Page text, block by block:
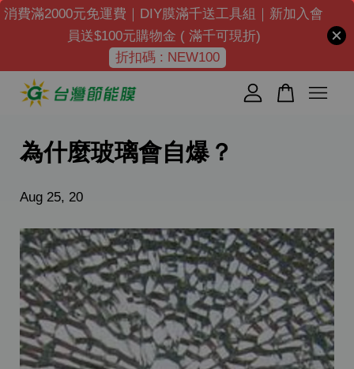
消費滿2000元免運費｜DIY膜滿千送工具組｜新加入會
員送$100元購物金 ( 滿千可現折)
折扣碼 : NEW100
為什麼玻璃會自爆？
Aug 25, 20
您的購物車目前還是空的。